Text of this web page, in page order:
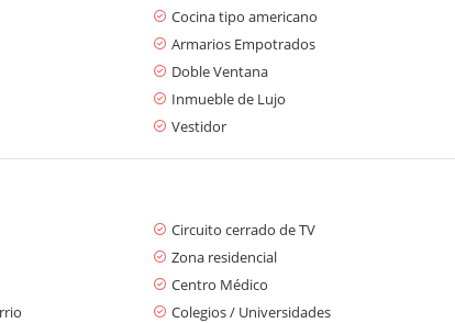
Cocina tipo americano
Armarios Empotrados
Doble Ventana
Inmueble de Lujo
Vestidor
Circuito cerrado de TV
Zona residencial
Centro Médico
Colegios / Universidades